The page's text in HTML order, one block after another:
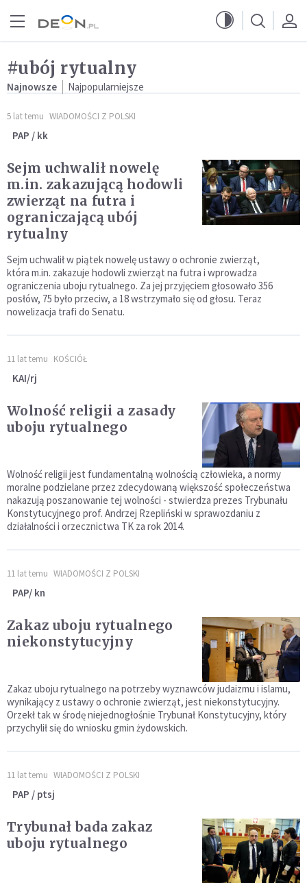
#ubój rytualny
Najnowsze Najpopularniejsze
5 lat temu WIADOMOŚCI Z POLSKI
PAP / kk
Sejm uchwalił nowelę
m.in. zakazującą hodowli
zwierząt na futra i
ograniczającą ubój
rytualny
Sejm uchwalił w piątek nowelę ustawy o ochronie zwierząt,
która m.in. zakazuje hodowli zwierząt na futra i wprowadza
ograniczenia uboju rytualnego. Za jej przyjęciem głosowało 356
posłów, 75 było przeciw, a 18 wstrzymało się od głosu. Teraz
nowelizacja trafi do Senatu.
11 lat temu KOŚCIÓŁ
KAI/rj
Wolność religii a zasady
uboju rytualnego
Wolność religii jest fundamentalną wolnością człowieka, a normy
moralne podzielane przez zdecydowaną większość społeczeństwa
nakazują poszanowanie tej wolności - stwierdza prezes Trybunału
Konstytucyjnego prof. Andrzej Rzepliński w sprawozdaniu z
działalności i orzecznictwa TK za rok 2014.
11 lat temu WIADOMOŚCI Z POLSKI
PAP/ kn
Zakaz uboju rytualnego
niekonstytucyjny
Zakaz uboju rytualnego na potrzeby wyznawców judaizmu i islamu,
wynikający z ustawy o ochronie zwierząt, jest niekonstytucyjny.
Orzekł tak w środę niejednogłośnie Trybunał Konstytucyjny, który
przychylił się do wniosku gmin żydowskich.
11 lat temu WIADOMOŚCI Z POLSKI
PAP / ptsj
Trybunał bada zakaz
uboju rytualnego